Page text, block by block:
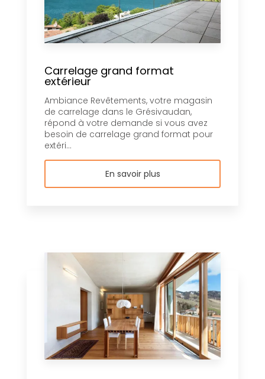
Carrelage grand format
extérieur
Ambiance Revêtements, votre magasin
de carrelage dans le Grésivaudan,
répond à votre demande si vous avez
besoin de carrelage grand format pour
extéri...
En savoir plus